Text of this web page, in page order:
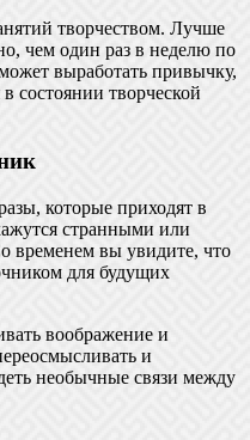
творчеством. Лучше
чем один раз в неделю по
выработать привычку,
состоянии творческой
которые приходят в
странными или
временем вы увидите, что
для будущих
воображение и
и
необычные связи между